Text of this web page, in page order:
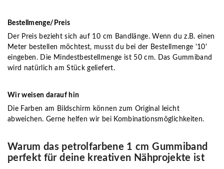
Bestellmenge/Preis
Der Preis bezieht sich auf 10 cm Bandlänge. Wenn du z.B. einen
Meter bestellen möchtest, musst du bei der Bestellmenge '10'
eingeben. Die Mindestbestellmenge ist 50 cm. Das Gummiband
wird natürlich am Stück geliefert.
Wir weisen darauf hin
Die Farben am Bildschirm können zum Original leicht
abweichen. Gerne helfen wir bei Kombinationsmöglichkeiten.
Warum das petrolfarbene 1 cm Gummiband
perfekt für deine kreativen Nähprojekte ist